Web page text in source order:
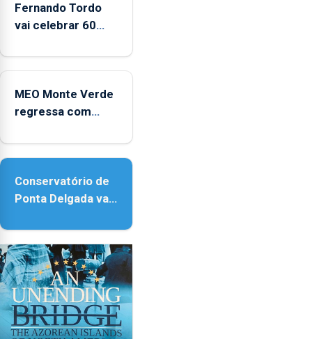
Fernando Tordo
vai celebrar 60
no Coliseu
MEO Monte Verde
regressa com
acessibilidade
Conservatório de
Ponta Delgada vai
instrumentos